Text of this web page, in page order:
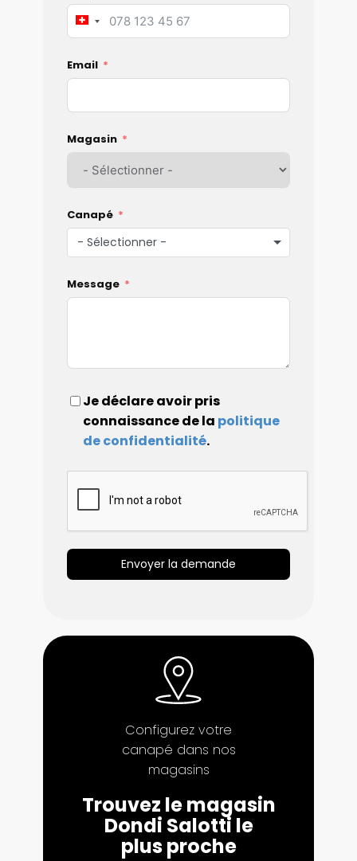
Switzerland
Email
Magasin
Canapé
- Sélectionner -
Message
Je déclare avoir pris
connaissance de la politique
de confidentialité.
Envoyer la demande
Configurez votre
canapé dans nos
magasins
Trouvez le magasin
Dondi Salotti le
plus proche